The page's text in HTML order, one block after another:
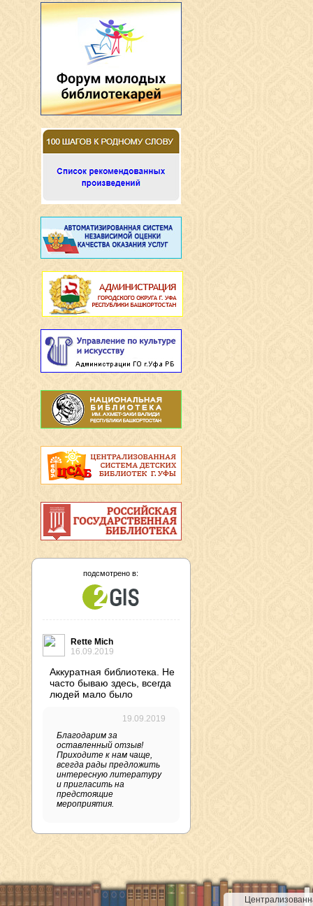
подсмотрено в:
Rette Mich
16.09.2019
Аккуратная библиотека. Не
часто бываю здесь, всегда
людей мало было
19.09.2019
Благодарим за
оставленный отзыв!
Приходите к нам чаще,
всегда рады предложить
интересную литературу
и пригласить на
предстоящие
мероприятия.